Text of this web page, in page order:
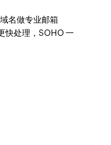
名做专业邮箱
快处理，SOHO 一